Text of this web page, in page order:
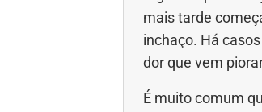
mais tarde
inchaço. Há
dor que vem
É muito comum